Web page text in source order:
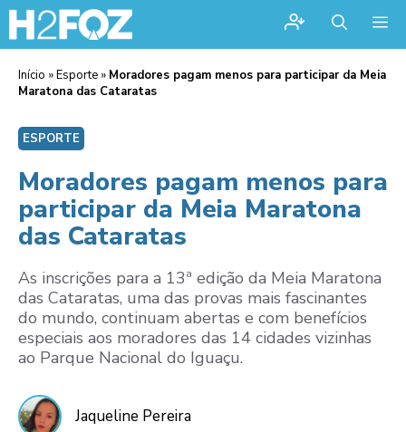
Início »Esporte » Moradores pagam menos para participar da Meia
Maratona das Cataratas
ESPORTE
Moradores pagam menos para
participar da Meia Maratona
das Cataratas
As inscrições para a 13ª edição da Meia Maratona
das Cataratas, uma das provas mais fascinantes
do mundo, continuam abertas e com benefícios
especiais aos moradores das 14 cidades vizinhas
ao Parque Nacional do Iguaçu.
Jaqueline Pereira